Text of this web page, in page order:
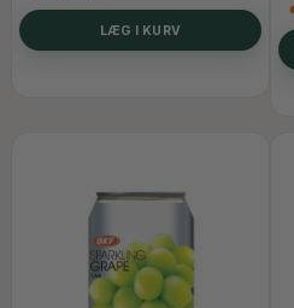
LÆG I KURV